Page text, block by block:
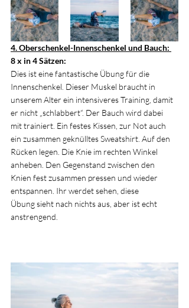
4. Oberschenkel-Innenschenkel und Bauch:
8 x in 4 Sätzen:
Dies ist eine fantastische Übung für die
Innenschenkel. Dieser Muskel braucht in
unserem Alter ein intensiveres Training, damit
er nicht „schlabbert“. Der Bauch wird dabei
mit trainiert. Ein festes Kissen, zur Not auch
ein zusammen geknülltes Sweatshirt. Auf den
Rücken legen. Die Knie im rechten Winkel
anheben. Den Gegenstand zwischen den
Knien fest zusammen pressen und wieder
entspannen. Ihr werdet sehen, diese
Übung sieht nach nichts aus, aber ist echt
anstrengend.